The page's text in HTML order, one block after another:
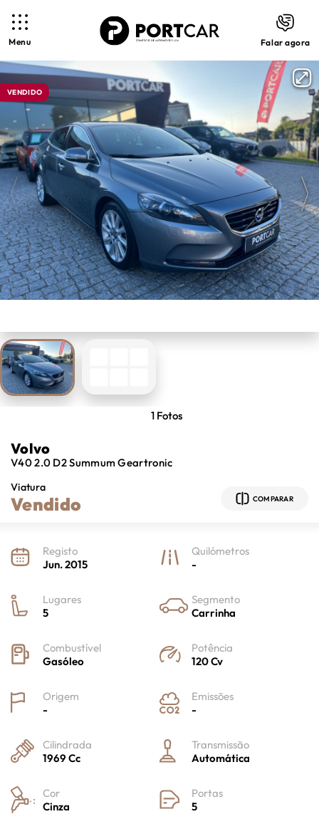
Menu Falar agora
VENDIDO
1 Fotos
Volvo
V402.0 D2 Summum Geartronic
Viatura
Vendido COMPARAR
Registo
Jun. 2015
Quilómetros
-
Lugares
5
Segmento
Carrinha
Combustível
Gasóleo
Potência
120 Cv
Origem
-
Emissões
-
Cilindrada
1969 Cc
Transmissão
Automática
Cor
Cinza
Portas
5